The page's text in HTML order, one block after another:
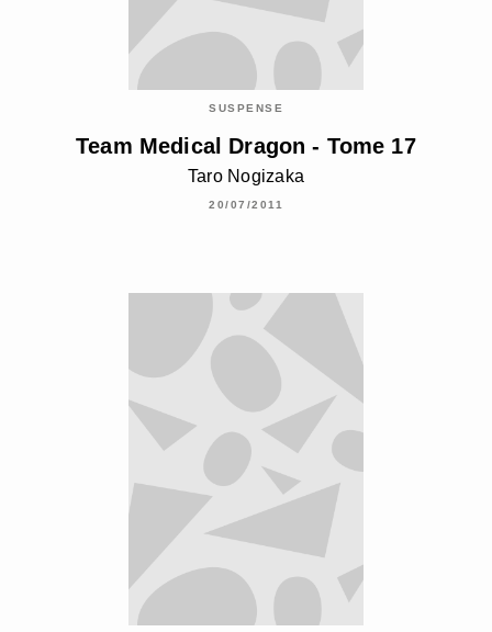
SUSPENSE
Team Medical Dragon - Tome 17
Taro Nogizaka
20/07/2011